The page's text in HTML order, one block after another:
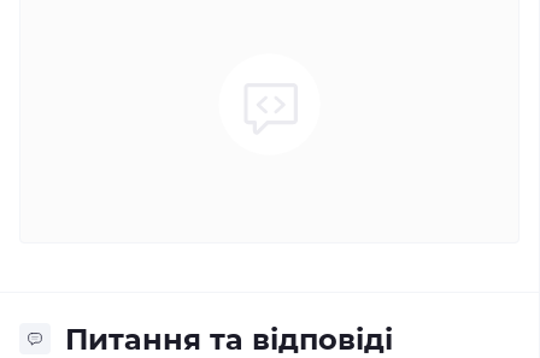
Питання та відповіді